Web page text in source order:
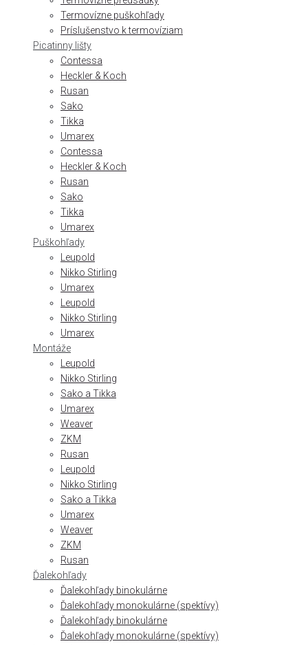
Termovízne puškohľady
Príslušenstvo k termovíziam
Picatinny lišty
Contessa
Heckler & Koch
Rusan
Sako
Tikka
Umarex
Contessa
Heckler & Koch
Rusan
Sako
Tikka
Umarex
Puškohľady
Leupold
Nikko Stirling
Umarex
Leupold
Nikko Stirling
Umarex
Montáže
Leupold
Nikko Stirling
Sako a Tikka
Umarex
Weaver
ZKM
Rusan
Leupold
Nikko Stirling
Sako a Tikka
Umarex
Weaver
ZKM
Rusan
Ďalekohľady
Ďalekohľady binokulárne
Ďalekohľady monokulárne (spektívy)
Ďalekohľady binokulárne
Ďalekohľady monokulárne (spektívy)